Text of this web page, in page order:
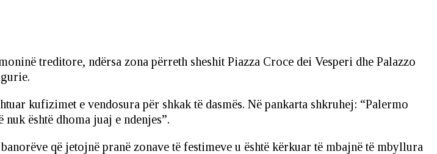
treditore, ndërsa zona përreth sheshit Piazza Croce dei Vesperi dhe Palazzo
kufizimet e vendosura për shkak të dasmës. Në pankarta shkruhej: “Palermo
është dhoma juaj e ndenjes”.
që jetojnë pranë zonave të festimeve u është kërkuar të mbajnë të mbyllura